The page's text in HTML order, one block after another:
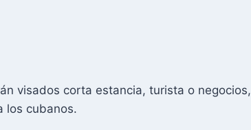
visados corta estancia, turista o negocios,
los cubanos.